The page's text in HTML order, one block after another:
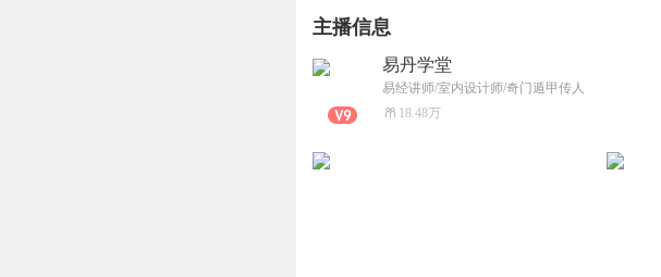
主播信息
易丹学堂
易经讲师/室内设计师/奇门遁甲传人
18.48万